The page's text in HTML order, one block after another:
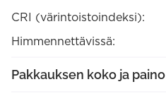
CRI (värintoistoindeksi):
Himmennettävissä:
Pakkauksen koko ja paino